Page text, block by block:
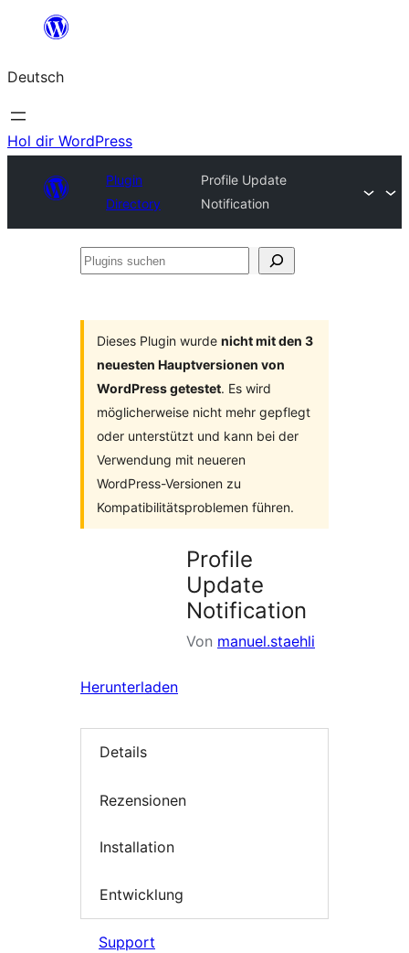
springen
Deutsch
Hol dir WordPress
Plugin
Directory
Profile Update
Notification
Plugins
Dieses Plugin wurde nicht mit den 3
neuesten Hauptversionen von
WordPress getestet. Es wird
möglicherweise nicht mehr gepflegt
oder unterstützt und kann bei der
Verwendung mit neueren
WordPress-Versionen zu
Kompatibilitätsproblemen führen.
Profile
Update
Notification
Von manuel.staehli
Herunterladen
Details
Rezensionen
Installation
Entwicklung
Support